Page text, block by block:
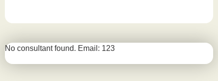
No consultant found. Email: 123